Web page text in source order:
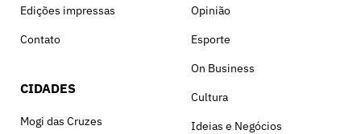
Edições impressas
Contato
CIDADES
Mogi das Cruzes
Opinião
Esporte
On Business
Cultura
Ideias e Negócios